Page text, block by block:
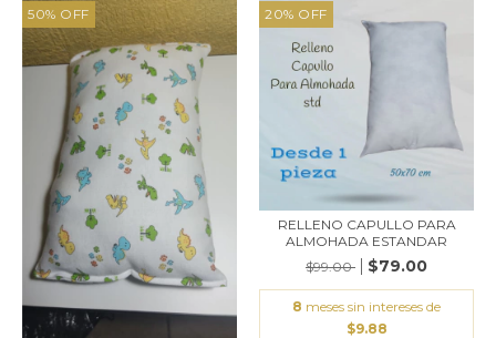
50% OFF 20% OFF
RELLENO CAPULLO PARA
ALMOHADA ESTANDAR
$99.00
$79.00
8 meses sin intereses de
$9.88